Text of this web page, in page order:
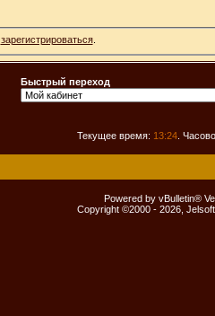
зарегистрироваться.
Быстрый переход
Текущее время: 13:24 .
Powered by vBulletin®
Copyright ©2000 - 2026,